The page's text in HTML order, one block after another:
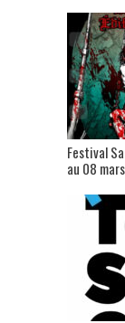
Festival
au 08